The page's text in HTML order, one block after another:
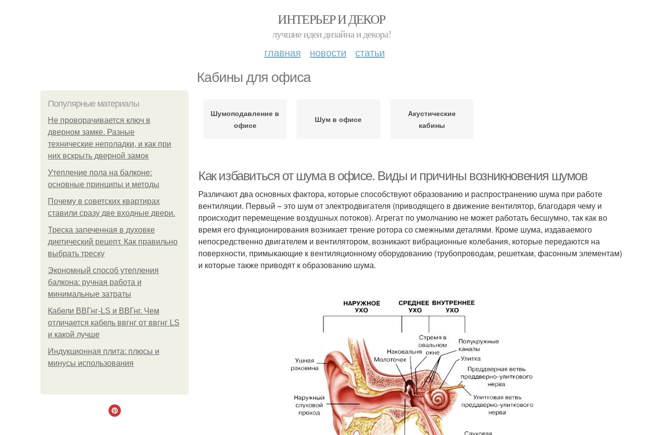
ИНТЕРЬЕР И ДЕКОР
лучшие идеи дизайна и декора!
главная новости статьи
Кабины для офиса
Популярные материалы
Не проворачивается ключ в
дверном замке. Разные
технические неполадки, и как при
них вскрыть дверной замок
Утепление пола на балконе:
основные принципы и методы
Почему в советских квартирах
ставили сразу две входные двери.
Треска запеченная в духовке
диетический рецепт. Как правильно
выбрать треску
Экономный способ утепления
балкона: ручная работа и
минимальные затраты
Кабели ВВГнг-LS и ВВГнг. Чем
отличается кабель ввгнг от ввгнг LS
и какой лучше
Индукционная плита: плюсы и
минусы использования
Шумоподавление в
офисе
Шум в офисе
Акустические
кабины
Как избавиться от шума в офисе. Виды и причины возникновения шумов
Различают два основных фактора, которые способствуют образованию и распространению шума при работе
вентиляции. Первый – это шум от электродвигателя (приводящего в движение вентилятор, благодаря чему и
происходит перемещение воздушных потоков). Агрегат по умолчанию не может работать бесшумно, так как во
время его функционирования возникает трение ротора со смежными деталями. Кроме шума, издаваемого
непосредственно двигателем и вентилятором, возникают вибрационные колебания, которые передаются на
поверхности, примыкающие к вентиляционному оборудованию (трубопроводам, решеткам, фасонным элементам)
и которые также приводят к образованию шума.